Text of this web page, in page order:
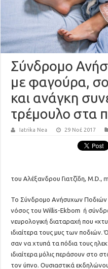
Σύνδρομο
με φαγούρα,
και ανάγκη
τρέμουλο στα
Iatrika Nea 29 Νοέ 2017
του Αλέξανδρου Γιατζίδη, M.D.,
Το Σύνδρομο Ανήσυχων Ποδιών
νόσος του Willis-Ekbom ή
νευρολογική διαταραχή που
ιδιαίτερα τους μυς των
σαν να χτυπά τα πόδια τους
ιδιαίτερα μόλις περάσουν στο
τον ύπνο. Ουσιαστικά